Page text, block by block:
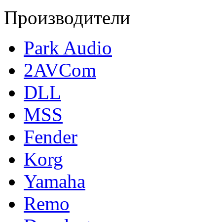
Производители
Park Audio
2AVCom
DLL
MSS
Fender
Korg
Yamaha
Remo